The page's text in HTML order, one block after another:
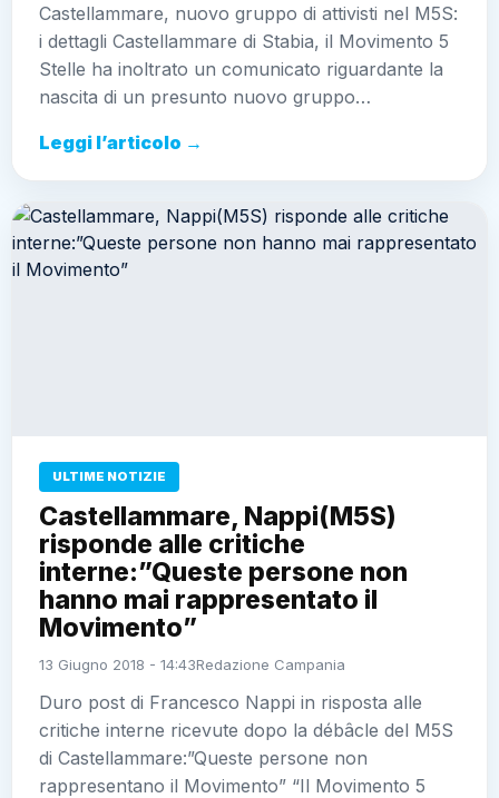
Castellammare, nuovo gruppo di attivisti nel M5S:
i dettagli Castellammare di Stabia, il Movimento 5
Stelle ha inoltrato un comunicato riguardante la
nascita di un presunto nuovo gruppo…
Leggi l’articolo →
ULTIME NOTIZIE
Castellammare, Nappi(M5S)
risponde alle critiche
interne:”Queste persone non
hanno mai rappresentato il
Movimento”
13 Giugno 2018 - 14:43Redazione Campania
Duro post di Francesco Nappi in risposta alle
critiche interne ricevute dopo la débâcle del M5S
di Castellammare:”Queste persone non
rappresentano il Movimento” “Il Movimento 5